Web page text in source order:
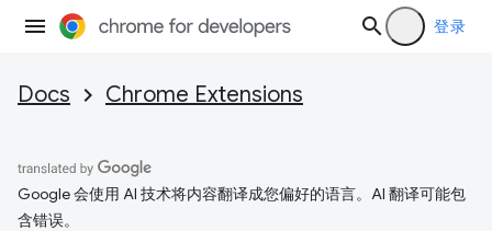
登录
Docs Chrome Extensions
Google 会使用 AI 技术将内容翻译成您偏好的语言。AI 翻译可能包
含错误。